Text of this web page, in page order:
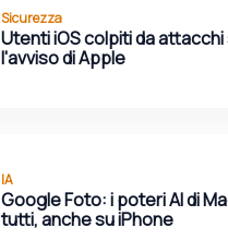
Sicurezza
Utenti iOS colpiti da
l'avviso di Apple
IA
Google Foto: i poteri AI di
tutti, anche su iPhone